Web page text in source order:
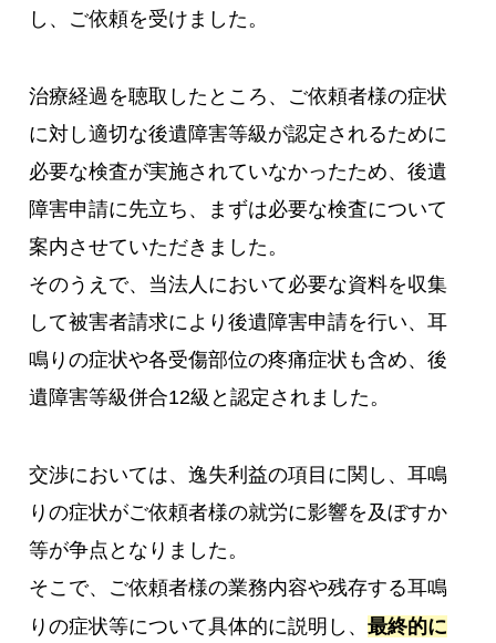
し、ご依頼を受けました。
治療経過を聴取したところ、ご依頼者様の症状
に対し適切な後遺障害等級が認定されるために
必要な検査が実施されていなかったため、後遺
障害申請に先立ち、まずは必要な検査について
案内させていただきました。
そのうえで、当法人において必要な資料を収集
して被害者請求により後遺障害申請を行い、耳
鳴りの症状や各受傷部位の疼痛症状も含め、後
遺障害等級併合12級と認定されました。
交渉においては、逸失利益の項目に関し、耳鳴
りの症状がご依頼者様の就労に影響を及ぼすか
等が争点となりました。
そこで、ご依頼者様の業務内容や残存する耳鳴
りの症状等について具体的に説明し、最終的に